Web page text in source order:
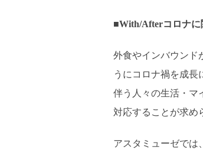
■With/Afterコロナに
外食やインバウンド
うにコロナ禍を成長
伴う人々の生活・マ
対応することが求め
アスタミューゼでは